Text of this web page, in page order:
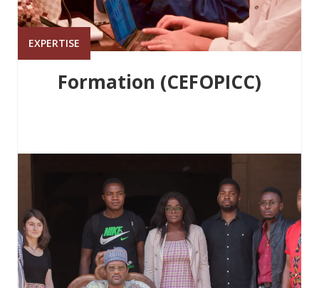
EXPERTISE
Formation (CEFOPICC)